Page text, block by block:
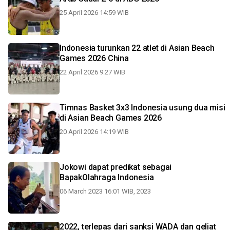
25 April 2026 14:59 WIB
Indonesia turunkan 22 atlet di Asian Beach
Games 2026 China
22 April 2026 9:27 WIB
Timnas Basket 3x3 Indonesia usung dua misi
di Asian Beach Games 2026
20 April 2026 14:19 WIB
Jokowi dapat predikat sebagai
BapakOlahraga Indonesia
06 March 2023 16:01 WIB, 2023
2022, terlepas dari sanksi WADA dan geliat